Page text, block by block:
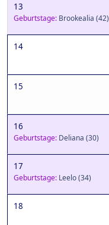
13
Geburtstage: Brookealia (42)
14
15
16
Geburtstage: Deliana (30)
17
Geburtstage: Leelo(34)
18